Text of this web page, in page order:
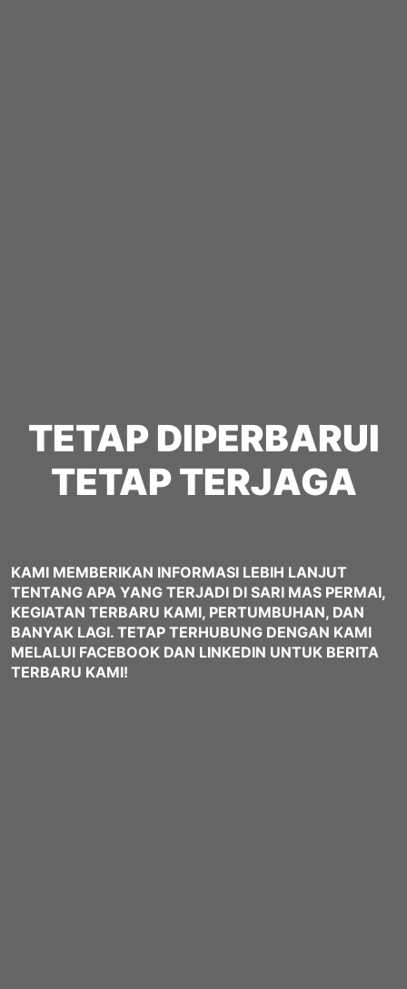
TETAP DIPERBARUI
TETAP TERJAGA
KAMI MEMBERIKAN INFORMASI LEBIH LANJUT
TENTANG APA YANG TERJADI DI SARI MAS PERMAI,
KEGIATAN TERBARU KAMI, PERTUMBUHAN, DAN
BANYAK LAGI. TETAP TERHUBUNG DENGAN KAMI
MELALUI FACEBOOK DAN LINKEDIN UNTUK BERITA
TERBARU KAMI!